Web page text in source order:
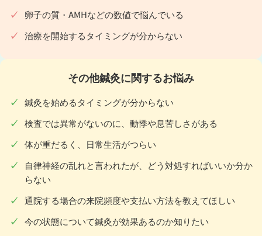
卵子の質・AMHなどの数値で悩んでいる
治療を開始するタイミングが分からない
その他鍼灸に関するお悩み
鍼灸を始めるタイミングが分からない
検査では異常がないのに、動悸や息苦しさがある
体が重だるく、日常生活がつらい
自律神経の乱れと言われたが、どう対処すればいいか分か
らない
通院する場合の来院頻度や支払い方法を教えてほしい
今の状態について鍼灸が効果あるのか知りたい